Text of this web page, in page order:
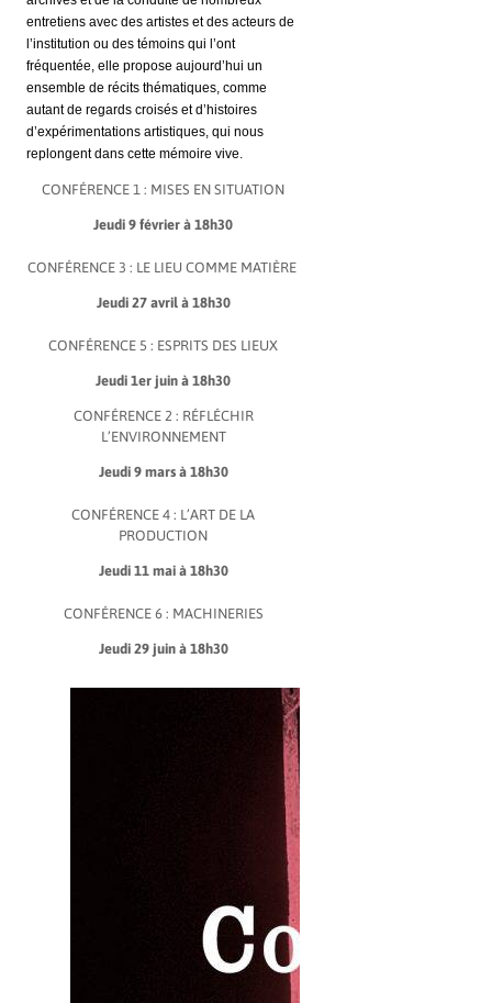
entretiens avec des artistes et des acteurs de
l’institution ou des témoins qui l’ont
fréquentée, elle propose aujourd’hui un
ensemble de récits thématiques, comme
autant de regards croisés et d’histoires
d’expérimentations artistiques, qui nous
replongent dans cette mémoire vive.
CONFÉRENCE 1 : MISES EN SITUATION
Jeudi 9 février à 18h30
CONFÉRENCE 3 : LE LIEU COMME MATIÈRE
Jeudi 27 avril à 18h30
CONFÉRENCE 5 : ESPRITS DES LIEUX
Jeudi 1er juin à 18h30
CONFÉRENCE 2 : RÉFLÉCHIR
L’ENVIRONNEMENT
Jeudi 9 mars à 18h30
CONFÉRENCE 4 : L’ART DE LA
PRODUCTION
Jeudi 11 mai à 18h30
CONFÉRENCE 6 : MACHINERIES
Jeudi 29 juin à 18h30